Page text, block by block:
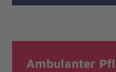
Ambulanter